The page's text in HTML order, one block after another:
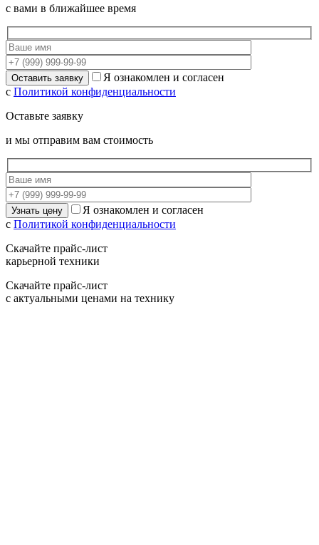
с вами в ближайшее время
Я ознакомлен и согласен
с Политикой конфиденциальности
Оставьте заявку
и мы отправим вам стоимость
Я ознакомлен и согласен
с Политикой конфиденциальности
Скачайте прайс-лист
карьерной техники
Скачайте прайс-лист
с актуальными ценами на технику